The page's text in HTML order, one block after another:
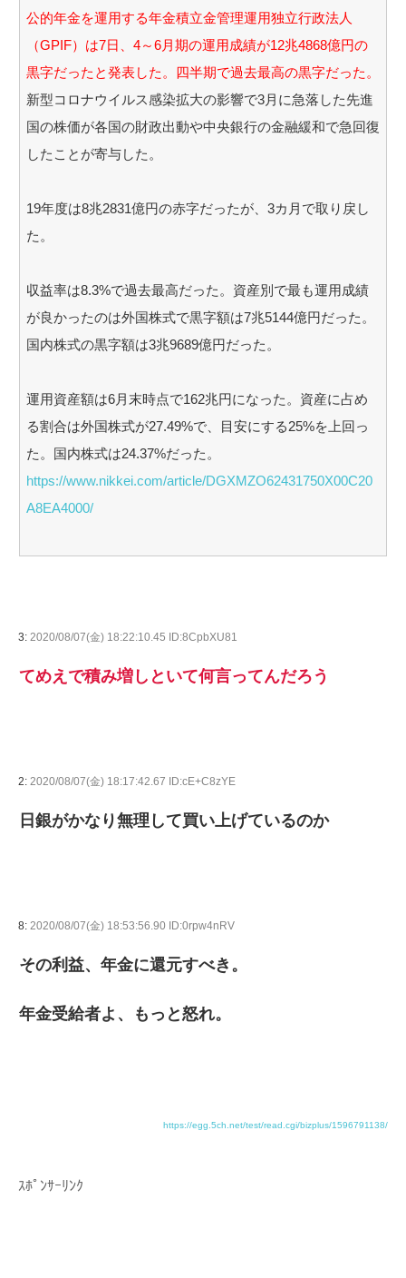
公的年金を運用する年金積立金管理運用独立行政法人
（GPIF）は7日、4～6月期の運用成績が12兆4868億円の
黒字だったと発表した。四半期で過去最高の黒字だった。
新型コロナウイルス感染拡大の影響で3月に急落した先進
国の株価が各国の財政出動や中央銀行の金融緩和で急回復
したことが寄与した。
19年度は8兆2831億円の赤字だったが、3カ月で取り戻し
た。
収益率は8.3%で過去最高だった。資産別で最も運用成績
が良かったのは外国株式で黒字額は7兆5144億円だった。
国内株式の黒字額は3兆9689億円だった。
運用資産額は6月末時点で162兆円になった。資産に占め
る割合は外国株式が27.49%で、目安にする25%を上回っ
た。国内株式は24.37%だった。
https://www.nikkei.com/article/DGXMZO62431750X00C20
A8EA4000/
3: 2020/08/07(金) 18:22:10.45 ID:8CpbXU81
てめえで積み増しといて何言ってんだろう
2: 2020/08/07(金) 18:17:42.67 ID:cE+C8zYE
日銀がかなり無理して買い上げているのか
8: 2020/08/07(金) 18:53:56.90 ID:0rpw4nRV
その利益、年金に還元すべき。
年金受給者よ、もっと怒れ。
https://egg.5ch.net/test/read.cgi/bizplus/1596791138/
ｽﾎﾟﾝｻｰﾘﾝｸ